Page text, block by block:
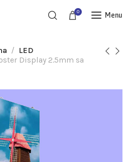
0 Menu
LED
Display 2.5mm sa